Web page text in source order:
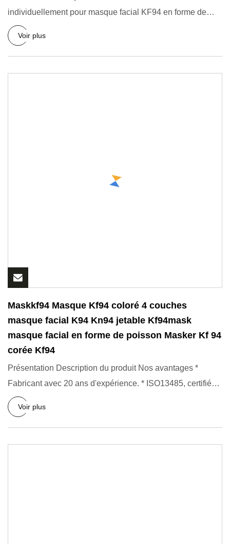
individuellement pour masque facial KF94 en forme de
poisson adulte Coré
Voir plus
Maskkf94 Masque Kf94 coloré 4 couches
masque facial K94 Kn94 jetable Kf94mask
masque facial en forme de poisson Masker Kf 94
corée Kf94
Présentation Description du produit Nos avantages *
Fabricant avec 20 ans d'expérience. * ISO13485, certifié
CE, enreg
Voir plus